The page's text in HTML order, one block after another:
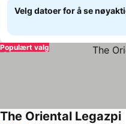
Velg datoer for å se
Populært valg
The Oriental Legazpi